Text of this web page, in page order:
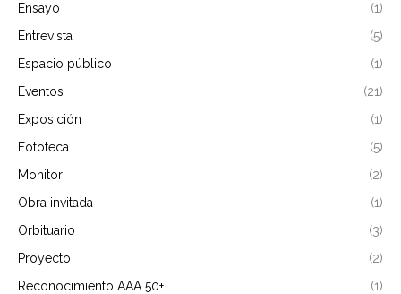
Ensayo
(1)
Entrevista
(5)
Espacio público
(1)
Eventos
(21)
Exposición
(1)
Fototeca
(5)
Monitor
(2)
Obra invitada
(1)
Orbituario
(3)
Proyecto
(2)
Reconocimiento AAA 50+
(1)